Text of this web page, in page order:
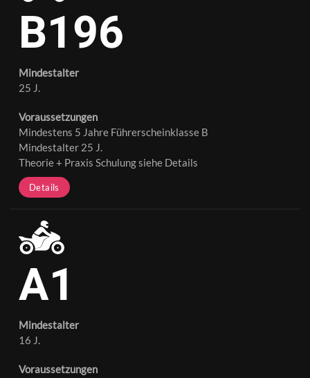
B196
Mindestalter
25 J.
Voraussetzungen
Mindestens 5 Jahre Führerscheinklasse B
Mindestalter 25 J.
Theorie + Praxis Schulung siehe Details
Details
A1
Mindestalter
16 J.
Voraussetzungen